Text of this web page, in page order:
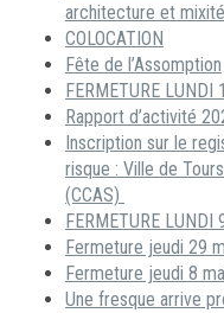
architecture et
COLOCATION
Fête de l’Assomption
FERMETURE LUNDI
Rapport d’activité
Inscription sur le
risque : Ville de
(CCAS)
FERMETURE LUNDI
Fermeture jeudi 29
Fermeture jeudi 8
Une fresque arrive